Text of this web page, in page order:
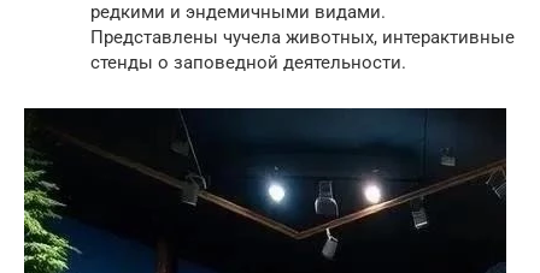
редкими и эндемичными видами.
Представлены чучела животных, интерактивные
стенды о заповедной деятельности.